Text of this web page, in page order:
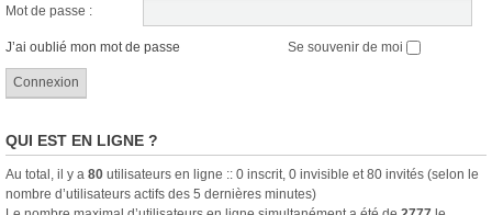
Mot de passe :
J’ai oublié mon mot de passe Se souvenir de moi
QUI EST EN LIGNE ?
Au total, il y a 80 utilisateurs en ligne :: 0 inscrit, 0 invisible et 80 invités (selon le
nombre d’utilisateurs actifs des 5 dernières minutes)